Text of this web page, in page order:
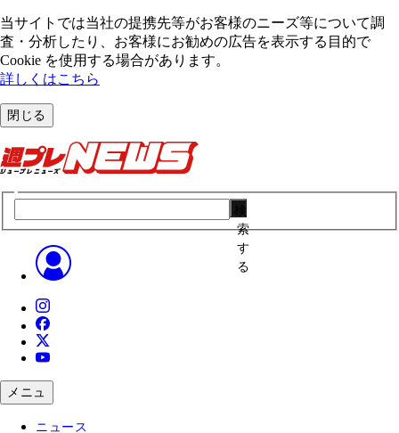
当サイトでは当社の提携先等がお客様のニーズ等について調
査・分析したり、お客様にお勧めの広告を表⽰する⽬的で
Cookie を使⽤する場合があります。
詳しくはこちら
閉じる
索
す
る
メニュ
ニュース